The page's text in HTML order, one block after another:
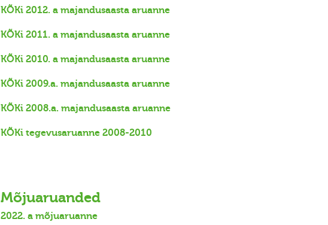
KÕKi 2012. a majandusaasta aruanne
KÕKi 2011. a majandusaasta aruanne
KÕKi 2010. a majandusaasta aruanne
KÕKi 2009.a. majandusaasta aruanne
KÕKi 2008.a. majandusaasta aruanne
KÕKi tegevusaruanne 2008-2010
Mõjuaruanded
2022. a mõjuaruanne